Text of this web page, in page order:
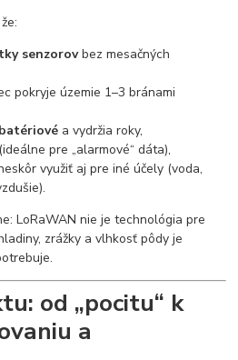
senzorovbez mesačných
pokryje územie 1–3 bránami
batériové a vydržia roky,
pre „alarmové“ dáta),
využiť aj pre iné účely (voda,
LoRaWAN nie je technológia pre
zrážky a vlhkosť pôdy je
od „pocitu“ k
a